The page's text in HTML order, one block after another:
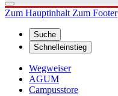
Zum HauptinhaltZum Footer
Suche
Schnelleinstieg
Wegweiser
AGUM
Campusstore